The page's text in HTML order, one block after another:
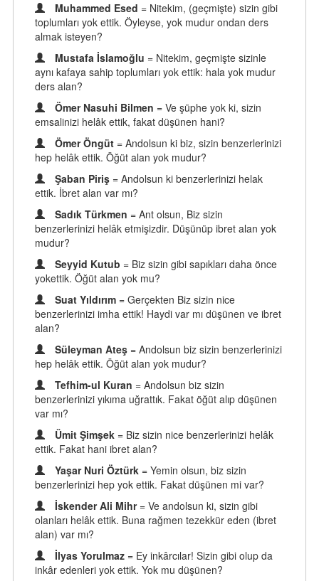
Muhammed Esed = Nitekim, (geçmişte) sizin gibi
toplumları yok ettik. Öyleyse, yok mudur ondan ders
almak isteyen?
Mustafa İslamoğlu = Nitekim, geçmişte sizinle
aynı kafaya sahip toplumları yok ettik: hala yok mudur
ders alan?
Ömer Nasuhi Bilmen = Ve şüphe yok ki, sizin
emsalinizi helâk ettik, fakat düşünen hani?
Ömer Öngüt = Andolsun ki biz, sizin benzerlerinizi
hep helâk ettik. Öğüt alan yok mudur?
Şaban Piriş = Andolsun ki benzerlerinizi helak
ettik. İbret alan var mı?
Sadık Türkmen = Ant olsun, Biz sizin
benzerlerinizi helâk etmişizdir. Düşünüp ibret alan yok
mudur?
Seyyid Kutub = Biz sizin gibi sapıkları daha önce
yokettik. Öğüt alan yok mu?
Suat Yıldırım = Gerçekten Biz sizin nice
benzerlerinizi imha ettik! Haydi var mı düşünen ve ibret
alan?
Süleyman Ateş = Andolsun biz sizin benzerlerinizi
hep helâk ettik. Öğüt alan yok mudur?
Tefhim-ul Kuran = Andolsun biz sizin
benzerlerinizi yıkıma uğrattık. Fakat öğüt alıp düşünen
var mı?
Ümit Şimşek = Biz sizin nice benzerlerinizi helâk
ettik. Fakat hani ibret alan?
Yaşar Nuri Öztürk = Yemin olsun, biz sizin
benzerlerinizi hep yok ettik. Fakat düşünen mi var?
İskender Ali Mihr = Ve andolsun ki, sizin gibi
olanları helâk ettik. Buna rağmen tezekkür eden (ibret
alan) var mı?
İlyas Yorulmaz = Ey inkârcılar! Sizin gibi olup da
inkâr edenleri yok ettik. Yok mu düşünen?